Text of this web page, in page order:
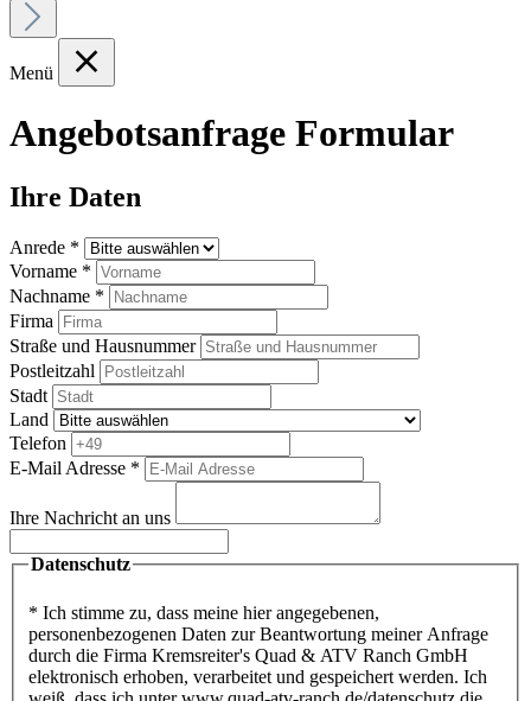
Menü
Angebotsanfrage Formular
Ihre Daten
Anrede *
Vorname *
Nachname *
Firma
Straße und Hausnummer
Postleitzahl
Stadt
Land
Telefon
E-Mail Adresse *
Ihre Nachricht an uns
Datenschutz
* Ich stimme zu, dass meine hier angegebenen,
personenbezogenen Daten zur Beantwortung meiner Anfrage
durch die Firma Kremsreiter's Quad & ATV Ranch GmbH
elektronisch erhoben, verarbeitet und gespeichert werden. Ich